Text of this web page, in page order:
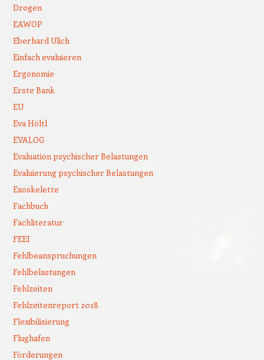
Drogen
EAWOP
Eberhard Ulich
Einfach evaluieren
Ergonomie
Erste Bank
EU
Eva Höltl
EVALOG
Evaluation psychischer Belastungen
Evaluierung psychischer Belastungen
Exoskelette
Fachbuch
Fachliteratur
FEEI
Fehlbeanspruchungen
Fehlbelastungen
Fehlzeiten
Fehlzeitenreport 2018
Flexibilisierung
Flughafen
Förderungen